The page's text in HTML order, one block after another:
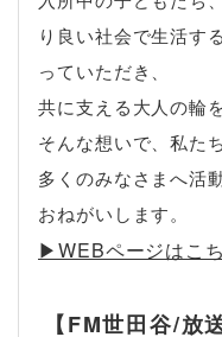
り良い社会で生活す
っていただき、
共に支える大人の輪
そんな想いで、私た
多くのみなさまへ活
おねがいします。
▶︎WEBページはこ
【FM世田谷/放